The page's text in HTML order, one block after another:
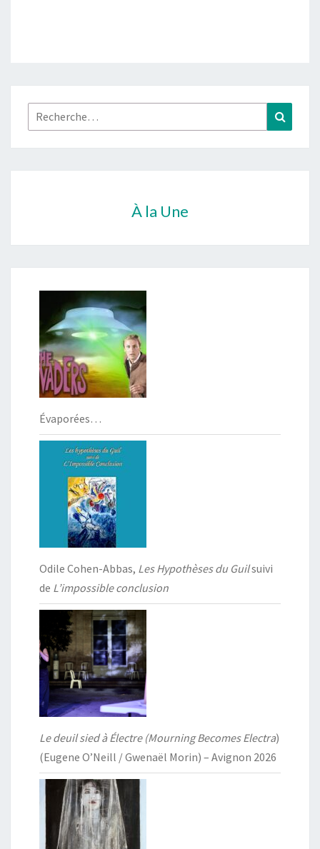
Rechercher :
À la Une
Évaporées…
Odile Cohen-Abbas, Les Hypothèses du Guilsuivi
de L’impossible conclusion
Le deuil sied à Électre (Mourning Becomes Electra)
(Eugene O’Neill / Gwenaël Morin) – Avignon 2026